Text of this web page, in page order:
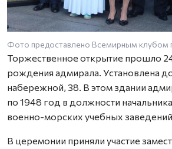
Фото предоставлено Всемирным клубом
Торжественное открытие прошло
рождения адмирала. Установлена
набережной, 38. В этом здании
по 1948 год в должности
военно-морских учебных
В церемонии приняли участие